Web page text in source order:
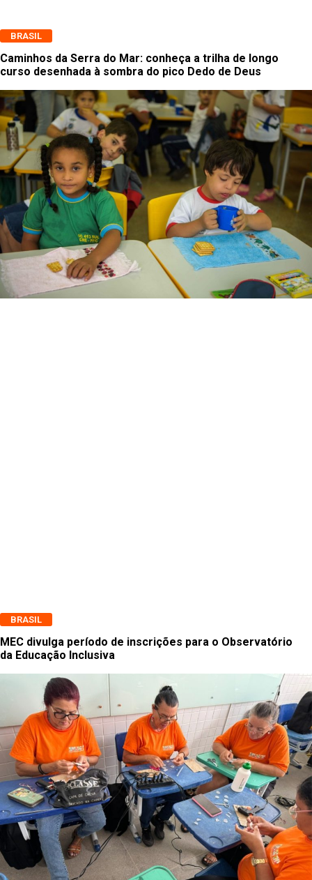
BRASIL
Caminhos da Serra do Mar: conheça a trilha de longo
curso desenhada à sombra do pico Dedo de Deus
BRASIL
MEC divulga período de inscrições para o Observatório
da Educação Inclusiva